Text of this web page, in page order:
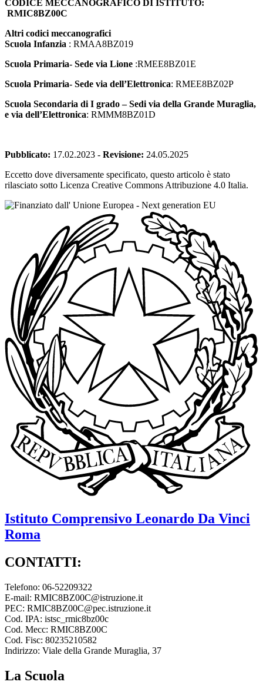
casinò virtuali hanno guadagnato popolarità, offrendo una vasta
gamma di giochi e opzioni di scommessa disponibili comodamente
da casa tua. In questa ricerca, i giocatori cercano casinò online
affidabili che diano la priorità alla sicurezza, al fair play e ai bonus
interessanti. Come la ricerca della conoscenza di Da Vinci, trovare i
migliori siti di gioco d’azzardo implica un’attenta ricerca, analisi e
digitale edecco la top list dei casinò onlineper soddisfare il
CODICE MECCANOGRAFICO DI ISTITUTO:
RMIC8BZ00C
Altri codici meccanografici
Scuola Infanzia : RMAA8BZ019
Scuola Primaria- Sede via Lione :RMEE8BZ01E
Scuola Primaria- Sede via dell’Elettronica: RMEE8BZ02P
Scuola Secondaria di I grado – Sedi via della Grande Muraglia,
e via dell’Elettronica: RMMM8BZ01D
Pubblicato: 17.02.2023 - Revisione: 24.05.2025
Eccetto dove diversamente specificato, questo articolo è stato
rilasciato sotto Licenza Creative Commons Attribuzione 4.0 Italia.
Istituto Comprensivo Leonardo Da Vinci
Roma
CONTATTI:
Telefono: 06-52209322
E-mail: RMIC8BZ00C@istruzione.it
PEC: RMIC8BZ00C@pec.istruzione.it
Cod. IPA: istsc_rmic8bz00c
Cod. Mecc: RMIC8BZ00C
Cod. Fisc: 80235210582
Indirizzo: Viale della Grande Muraglia, 37
La Scuola